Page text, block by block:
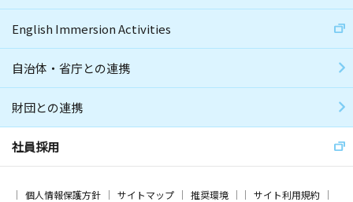
English Immersion Activities
自治体・省庁との連携
財団との連携
社員採用
個人情報保護方針 サイトマップ 推奨環境 サイト利用規約